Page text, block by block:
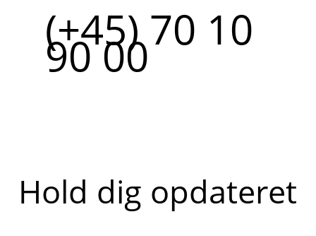
(+45) 70 10
90 00
Hold dig opdateret